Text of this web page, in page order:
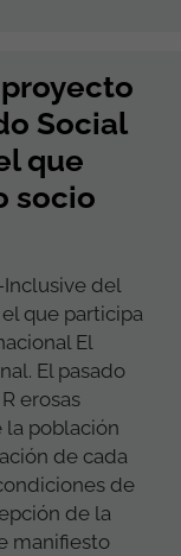
Social
que
socio
del
que participa
El
El pasado
erosas
población
de cada
de
de la
manifiesto